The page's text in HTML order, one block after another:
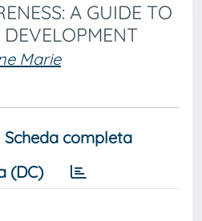
A GUIDE TO
Marie
Scheda completa
(DC)